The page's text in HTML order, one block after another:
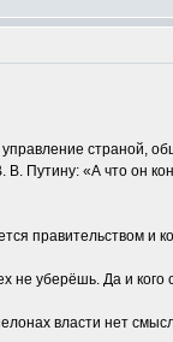
страной,
В. Путину: «А что он
правительством и
не уберёшь. Да и кого
власти нет